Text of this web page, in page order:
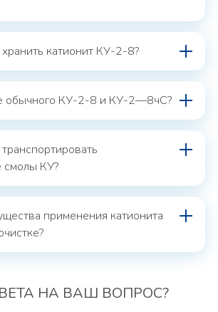
катионит КУ-2-8?
обычного КУ-2-8 и КУ-2—8чС?
КУ?
применения катионита
НА ВАШ ВОПРОС?